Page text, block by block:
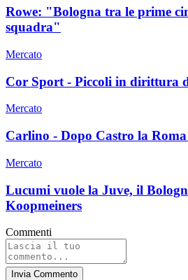
Rowe: "Bologna tra le prime
squadra"
Mercato
Cor Sport - Piccoli in dirittura
Mercato
Carlino - Dopo Castro la
Mercato
Lucumi vuole la Juve, il
Koopmeiners
Commenti
Invia Commento